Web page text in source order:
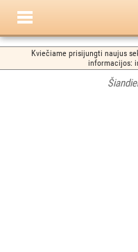
Kviečiame prisijungti naujus
informacijos: